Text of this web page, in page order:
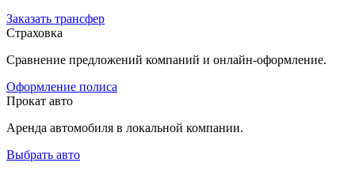
Заказать трансфер
Страховка
Сравнение предложений компаний и онлайн-оформление.
Оформление полиса
Прокат авто
Аренда автомобиля в локальной компании.
Выбрать авто